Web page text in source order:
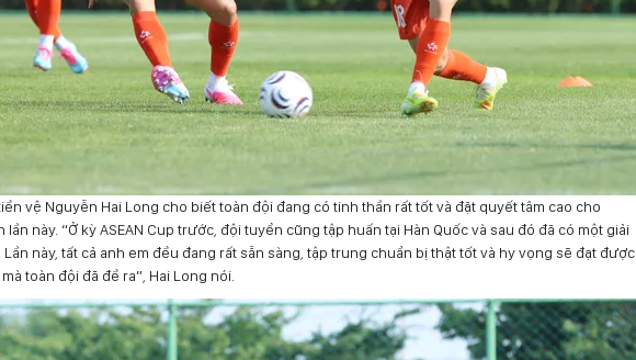
vệ Nguyễn Hai Long cho biết toàn đội đang có tinh thần rất tốt và đặt quyết tâm cao cho
lần này. “Ở kỳ ASEAN Cup trước, đội tuyển cũng tập huấn tại Hàn Quốc và sau đó đã có một giải
này, tất cả anh em đều đang rất sẵn sàng, tập trung chuẩn bị thật tốt và hy vọng sẽ đạt được
toàn đội đã đề ra”, Hai Long nói.